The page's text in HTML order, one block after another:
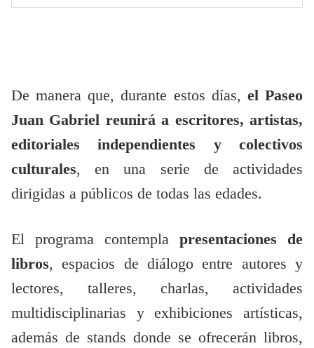
De manera que, durante estos días, el Paseo
Juan Gabriel reunirá a escritores, artistas,
editoriales independientes y colectivos
culturales, en una serie de actividades
dirigidas a públicos de todas las edades.
El programa contempla presentaciones de
libros, espacios de diálogo entre autores y
lectores, talleres, charlas, actividades
multidisciplinarias y exhibiciones artísticas,
además de stands donde se ofrecerán libros,